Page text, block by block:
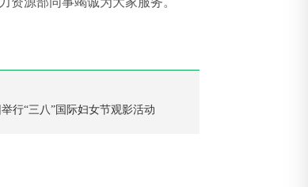
行“三八”国际妇女节观影活动